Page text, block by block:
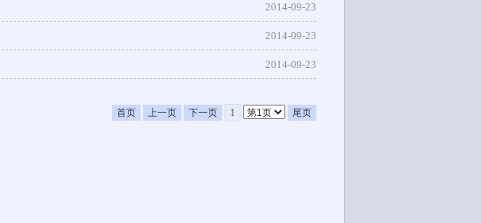
2014-09-23
2014-09-23
2014-09-23
首页 上一页 下一页 1 尾页